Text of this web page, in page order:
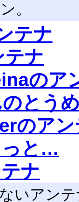
。
テナ
ナ
のア
とう
のアン
っと…
ナ
いアン